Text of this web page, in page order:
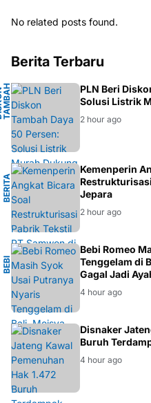
No related posts found.
Berita Terbaru
B
HA
PLN Beri
Solusi Listrik
2 hour ago
B
E
R
I
T
A
E
K
O
N
O
MI
Kemenperin
Jepara
2 hour ago
B
E
B
I
R
O
M
EO
Bebi Romeo
Tenggelam di
Gagal Jadi
4 hour ago
BERITA
Disnaker
Buruh
4 hour ago